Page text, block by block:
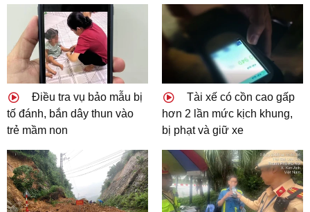
Điều tra vụ bảo mẫu bị
tố đánh, bắn dây thun vào
trẻ mầm non
Tài xế có cồn cao gấp
hơn 2 lần mức kịch khung,
bị phạt và giữ xe